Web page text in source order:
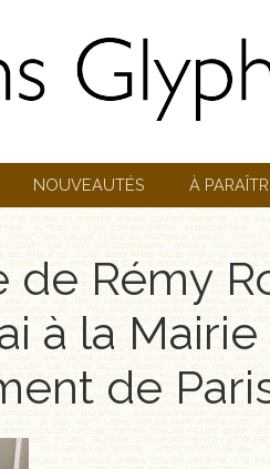
NOUVEAUTÉS À
de Rémy
à la
de